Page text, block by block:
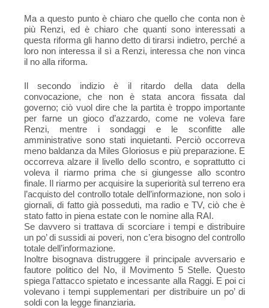
Ma a questo punto è chiaro che quello che conta non è
più Renzi, ed è chiaro che quanti sono interessati a
questa riforma gli hanno detto di tirarsi indietro, perché a
loro non interessa il sì a Renzi, interessa che non vinca
il no alla riforma.
Il secondo indizio è il ritardo della data della
convocazione, che non è stata ancora fissata dal
governo; ciò vuol dire che la partita è troppo importante
per farne un gioco d’azzardo, come ne voleva fare
Renzi, mentre i sondaggi e le sconfitte alle
amministrative sono stati inquietanti. Perciò occorreva
meno baldanza da Miles Gloriosus e più preparazione. E
occorreva alzare il livello dello scontro, e soprattutto ci
voleva il riarmo prima che si giungesse allo scontro
finale. Il riarmo per acquisire la superiorità sul terreno era
l’acquisto del controllo totale dell’informazione, non solo i
giornali, di fatto già posseduti, ma radio e TV, ciò che è
stato fatto in piena estate con le nomine alla RAI.
Se davvero si trattava di scorciare i tempi e distribuire
un po’ di sussidi ai poveri, non c’era bisogno del controllo
totale dell’informazione.
Inoltre bisognava distruggere il principale avversario e
fautore politico del No, il Movimento 5 Stelle. Questo
spiega l’attacco spietato e incessante alla Raggi. E poi ci
volevano i tempi supplementari per distribuire un po’ di
soldi con la legge finanziaria.